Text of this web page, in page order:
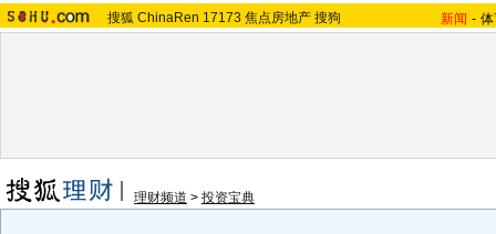
搜狐 ChinaRen 17173 焦点房地产 搜狗 新闻 -
理财频道 > 投资宝典